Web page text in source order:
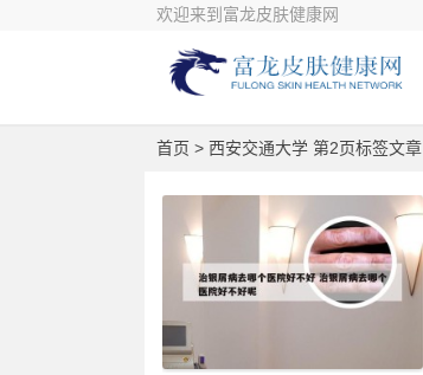
欢迎来到富龙皮肤健康网
首页 > 西安交通大学 第2页标签文章